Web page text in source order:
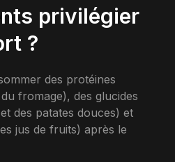
privilégier
?
des protéines
fromage), des glucides
des patates douces) et
jus de fruits) après le